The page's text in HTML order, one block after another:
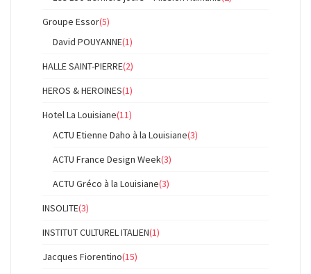
Groupe Essor(5)
David POUYANNE(1)
HALLE SAINT-PIERRE(2)
HEROS & HEROINES(1)
Hotel La Louisiane(11)
ACTU Etienne Daho à la Louisiane(3)
ACTU France Design Week(3)
ACTU Gréco à la Louisiane(3)
INSOLITE(3)
INSTITUT CULTUREL ITALIEN(1)
Jacques Fiorentino(15)